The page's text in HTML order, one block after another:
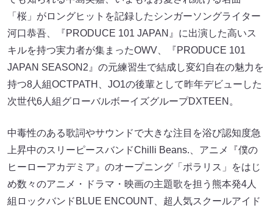
「桜」がロングヒットを記録したシンガーソングライター
河口恭吾、『PRODUCE 101 JAPAN』に出演した高いス
キルを持つ実力者が集まったOWV、『PRODUCE 101
JAPAN SEASON2』の元練習生で結成し変幻自在の魅力を
持つ8人組OCTPATH、JO1の後輩として昨年デビューした
次世代6人組グローバルボーイズグループDXTEEN。
中毒性のある歌詞やサウンドで大きな注目を浴び認知度急
上昇中のスリーピースバンドChilli Beans.、アニメ『僕の
ヒーローアカデミア』のオープニング「ポラリス」をはじ
め数々のアニメ・ドラマ・映画の主題歌を担う熊本発4人
組ロックバンドBLUE ENCOUNT、超人気スクールアイド